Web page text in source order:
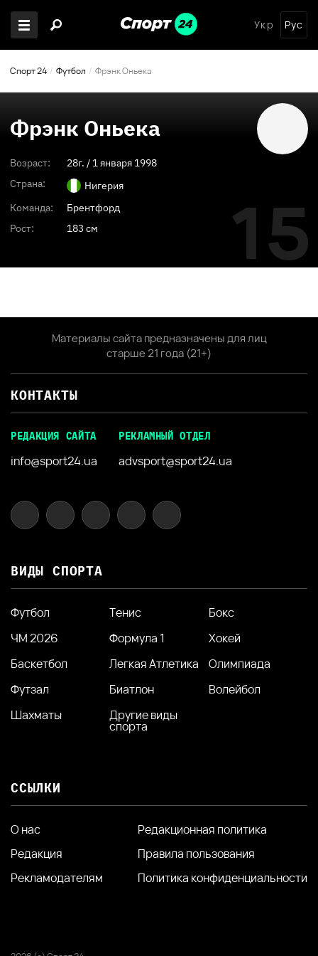
Укр Рус
Спорт 24 Футбол Фрэнк Оньека
Фрэнк Оньека
Возраст: 28г. / 1 января 1998
Страна:
Нигерия
Команда:
Брентфорд
Рост:
183 см 15
Материалы сайта предназначены для лиц
старше 21 года (21+)
КОНТАКТЫ
РЕДАКЦИЯ САЙТА
info@sport24.ua
РЕКЛАМНЫЙ ОТДЕЛ
advsport@sport24.ua
ВИДЫ СПОРТА
Футбол Тенис
Бокс
ЧМ 2026
Формула 1
Хокей
Баскетбол
Легкая Атлетика
Олимпиада
Футзал
Биатлон
Волейбол
Шахматы
Другие виды
спорта
ССЫЛКИ
О нас
Редакция
Рекламодателям
Редакционная политика
Правила пользования
Политика конфиденциальности